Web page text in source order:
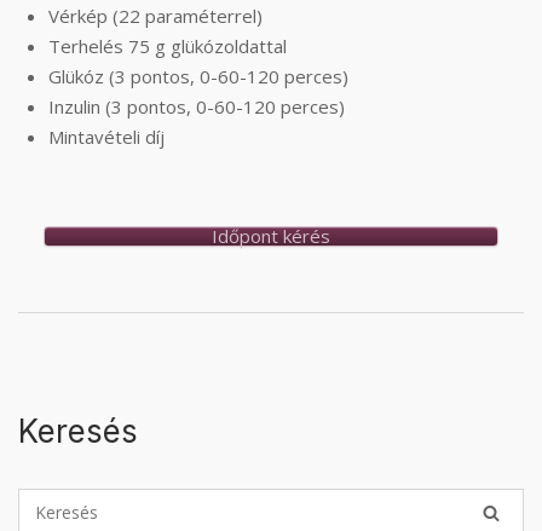
Vérkép (22 paraméterrel)
Terhelés 75 g glükózoldattal
Glükóz (3 pontos, 0-60-120 perces)
Inzulin (3 pontos, 0-60-120 perces)
Mintavételi díj
Időpont kérés
Keresés